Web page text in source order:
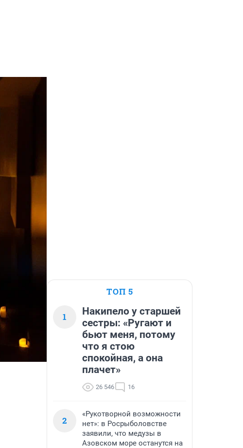
ТОП 5
1
Накипело у старшей
сестры: «Ругают и
бьют меня, потому
что я стою
спокойная, а она
плачет»
26 546 16
2
«Рукотворной возможности
нет»: в Росрыболовстве
заявили, что медузы в
Азовском море останутся на